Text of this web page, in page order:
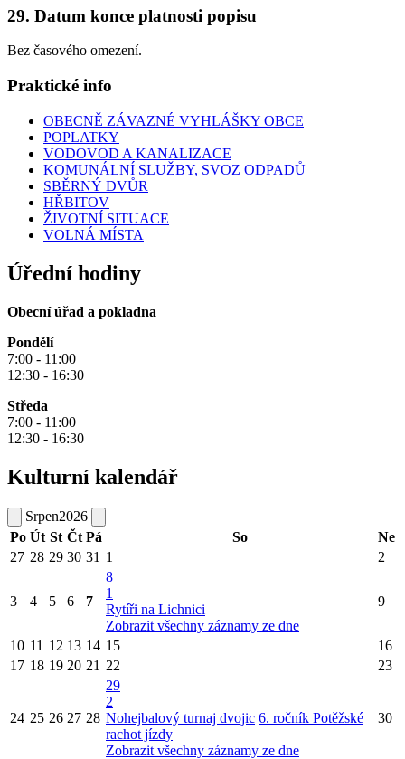
29. Datum konce platnosti popisu
Bez časového omezení.
Praktické info
OBECNĚ ZÁVAZNÉ VYHLÁŠKY OBCE
POPLATKY
VODOVOD A KANALIZACE
KOMUNÁLNÍ SLUŽBY, SVOZ ODPADŮ
SBĚRNÝ DVŮR
HŘBITOV
ŽIVOTNÍ SITUACE
VOLNÁ MÍSTA
Úřední hodiny
Obecní úřad a pokladna
Pondělí
7:00 - 11:00
12:30 - 16:30
Středa
7:00 - 11:00
12:30 - 16:30
Kulturní kalendář
Srpen2026
Po Út St Čt Pá So
Ne
27 28 29 30 31 1 2
3 4 5 6 7
8
1
Rytíři na Lichnici
Zobrazit všechny záznamy ze dne
9
10 11 12 13 14 15
16
17 18 19 20 21 22 23
24 25 26 27 28
29
2
Nohejbalový turnaj dvojic 6. ročník Potěžské
rachot jízdy
Zobrazit všechny záznamy ze dne
30